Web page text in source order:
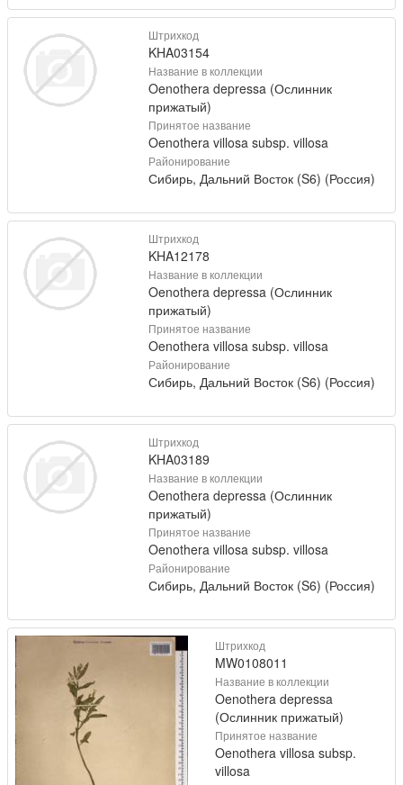
Штрихкод
KHA03154
Название в коллекции
Oenothera depressa (Ослинник
прижатый)
Принятое название
Oenothera villosa subsp. villosa
Районирование
Сибирь, Дальний Восток (S6) (Россия)
Штрихкод
KHA12178
Название в коллекции
Oenothera depressa (Ослинник
прижатый)
Принятое название
Oenothera villosa subsp. villosa
Районирование
Сибирь, Дальний Восток (S6) (Россия)
Штрихкод
KHA03189
Название в коллекции
Oenothera depressa (Ослинник
прижатый)
Принятое название
Oenothera villosa subsp. villosa
Районирование
Сибирь, Дальний Восток (S6) (Россия)
Штрихкод
MW0108011
Название в коллекции
Oenothera depressa
(Ослинник прижатый)
Принятое название
Oenothera villosa subsp.
villosa